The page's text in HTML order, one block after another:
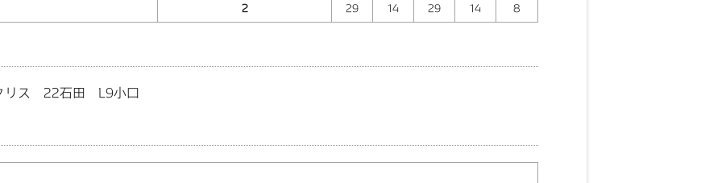
2 29 14 29 14 8
ス 22石田 L9小口